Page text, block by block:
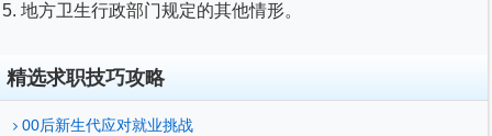
5. 地方卫生行政部门规定的其他情形。
精选求职技巧攻略
00后新生代应对就业挑战